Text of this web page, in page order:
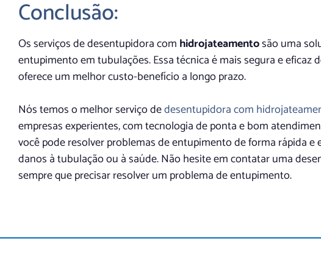
Conclusão:
Os serviços de desentupidora com hidrojateamentosão uma
entupimento em tubulações. Essa técnica é mais segura e eficaz
oferece um melhor custo-benefício a longo prazo.
Nós temos o melhor serviço dedesentupidora com
empresas experientes, com tecnologia de ponta e bom
você pode resolver problemas de entupimento de forma rápida e
danos à tubulação ou à saúde. Não hesite em contatar uma
sempre que precisar resolver um problema de entupimento.